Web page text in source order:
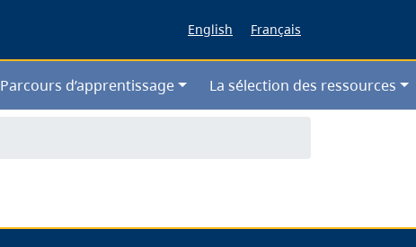
English Français
Parcours d’apprentissage La sélection des ressources